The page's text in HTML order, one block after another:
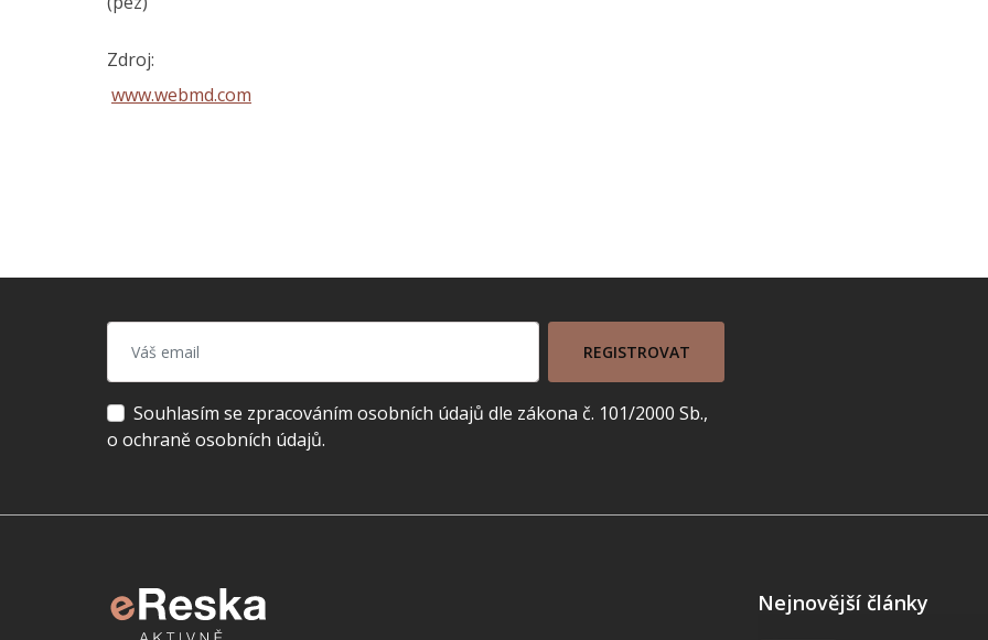
Zdroj:
www.webmd.com
REGISTROVAT
Souhlasím se zpracováním osobních údajů dle zákona č. 101/2000 Sb.,
o ochraně osobních údajů.
Nejnovější články